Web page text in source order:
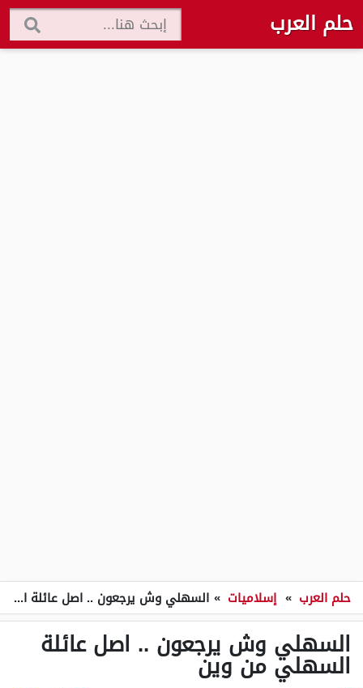
حلم العرب
حلم العرب » إسلاميات » السهلي وش يرجعون .. اصل عائلة السهلي من وين
السهلي وش يرجعون .. اصل عائلة
السهلي من وين